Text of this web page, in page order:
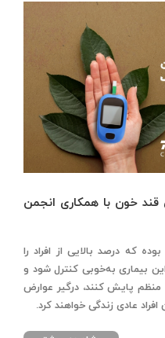
قند خون با همکاری انجمن
که درصد بالایی از افراد را
بیماری به‌خوبی کنترل شود و
منظم پایش کنند، درگیر عوارض
عادی زندگی خواهند کرد.